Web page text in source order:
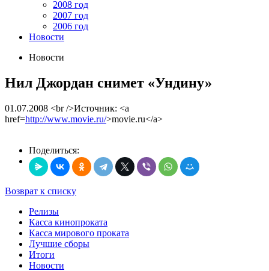
2008 год
2007 год
2006 год
Новости
Новости
Нил Джордан снимет «Ундину»
01.07.2008 <br />Источник: <a
href=http://www.movie.ru/>movie.ru</a>
Поделиться:
Возврат к списку
Релизы
Касса кинопроката
Касса мирового проката
Лучшие сборы
Итоги
Новости